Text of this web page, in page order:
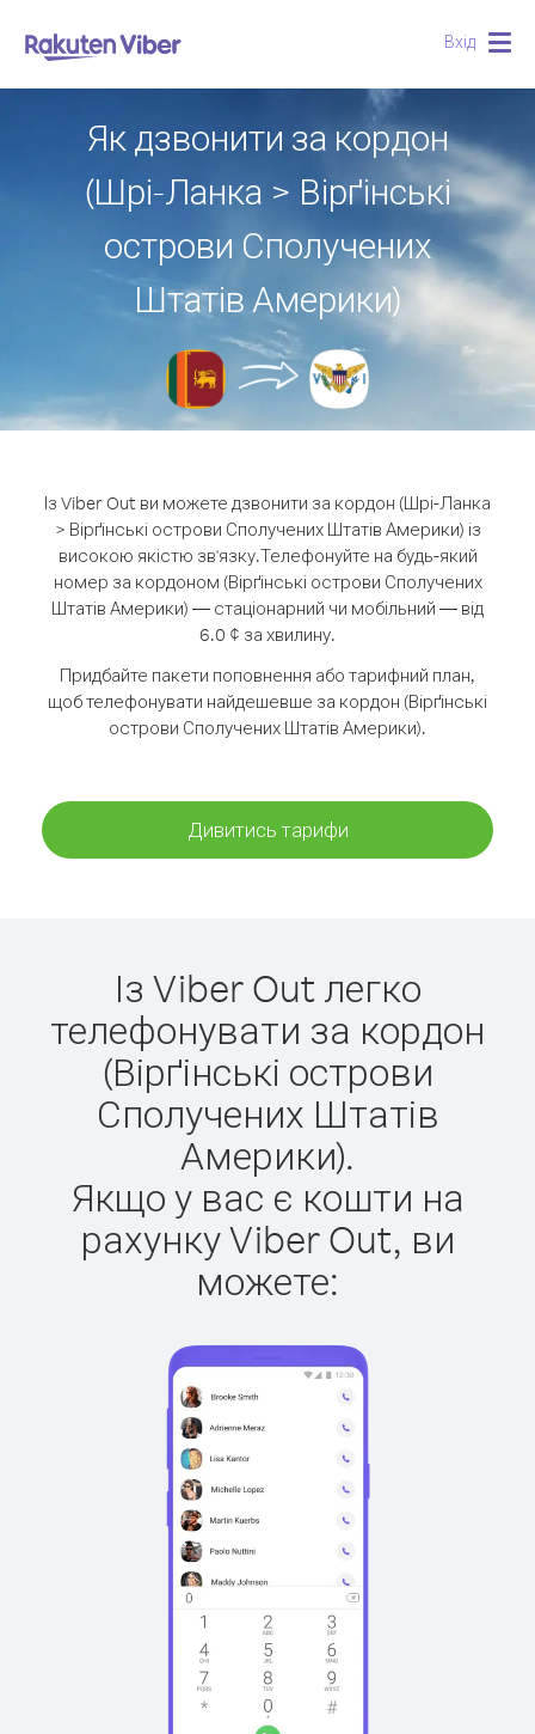
Вхід
Як дзвонити за кордон
(Шрі-Ланка > Вірґінські
острови Сполучених
Штатів Америки)
Із Viber Out ви можете дзвонити за кордон (Шрі-Ланка
> Вірґінські острови Сполучених Штатів Америки) із
високою якістю зв'язку.Телефонуйте на будь-який
номер за кордоном (Вірґінські острови Сполучених
Штатів Америки) — стаціонарний чи мобільний — від
6.0 ¢ за хвилину.
Придбайте пакети поповнення або тарифний план,
щоб телефонувати найдешевше за кордон (Вірґінські
острови Сполучених Штатів Америки).
Дивитись тарифи
Із Viber Out легко
телефонувати за кордон
(Вірґінські острови
Сполучених Штатів
Америки).
Якщо у вас є кошти на
рахунку Viber Out, ви
можете: